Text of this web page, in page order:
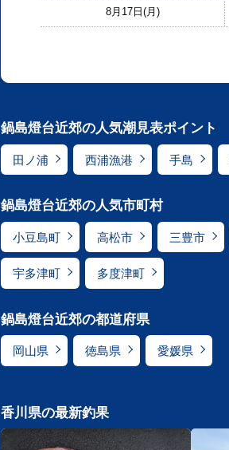
8月17日(月)
鍋島燈台近郊の人気潮見表ポイント
田ノ浦 西浦漁港 手島
鍋島燈台近郊の人気市町村
小豆島町 高松市 三豊市
宇多津町 多度津町
鍋島燈台近郊の都道府県
岡山県 徳島県 愛媛県
香川県の最新釣果